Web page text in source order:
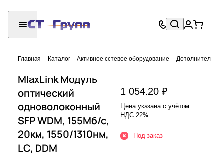
Главная Каталог Активное сетевое оборудование
MlaxLink Модуль
оптический
одноволоконный
SFP WDM, 155Мб/с,
20км, 1550/1310нм,
LC, DDM
1 054.20 ₽
Цена указана с учётом
НДС 22%
Под заказ